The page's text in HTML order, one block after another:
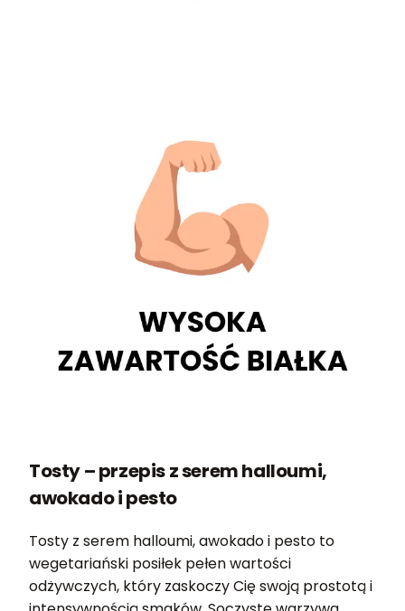
Tosty – przepis z serem halloumi,
awokado i pesto
Tosty z serem halloumi, awokado i pesto to
wegetariański posiłek pełen wartości
odżywczych, który zaskoczy Cię swoją prostotą i